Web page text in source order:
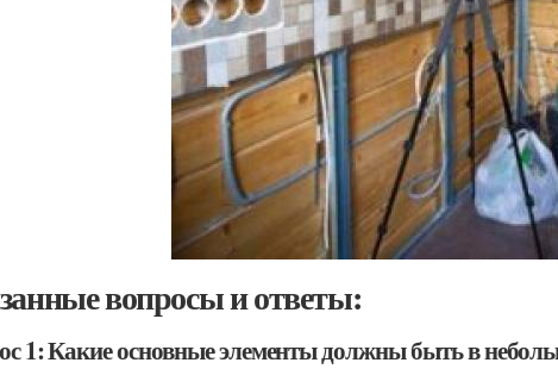
вопросы и ответы:
1: Какие основные элементы должны быть в